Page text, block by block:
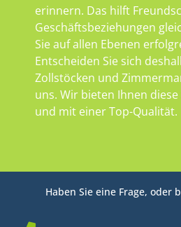
erinnern. Das hilft
Geschäftsbeziehungen
Sie auf allen Ebenen
Entscheiden Sie sich
Zollstöcken und
uns. Wir bieten Ihnen
und mit einer Top-Qualität.
Haben Sie eine Frage, oder